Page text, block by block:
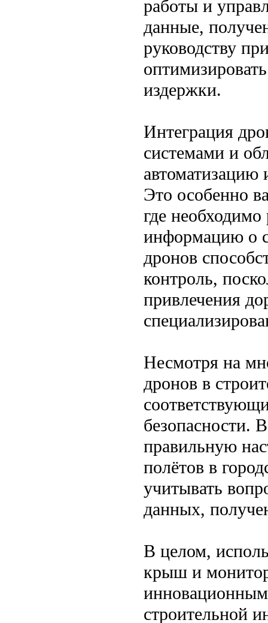
работы и
данные,
руководству
издержки.
Интеграция
системами и
автоматизацию
Это особенно
где
информацию о
дронов
контроль,
привлечения
Несмотря на
дронов в
безопасности.
правильную
полётов в
учитывать
данных,
В целом,
крыш и
строительной